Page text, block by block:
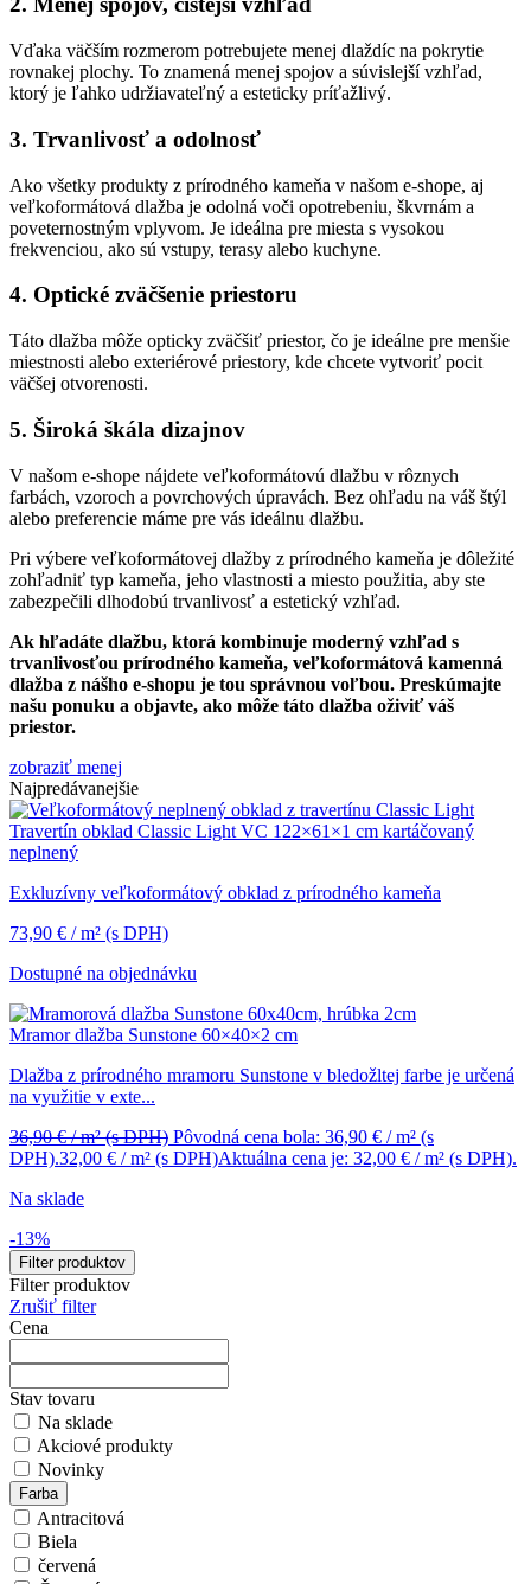
Vďaka väčším rozmerom potrebujete menej dlaždíc na pokrytie
rovnakej plochy. To znamená menej spojov a súvislejší vzhľad,
ktorý je ľahko udržiavateľný a esteticky príťažlivý.
3. Trvanlivosť a odolnosť
Ako všetky produkty z prírodného kameňa v našom e-shope, aj
veľkoformátová dlažba je odolná voči opotrebeniu, škvrnám a
poveternostným vplyvom. Je ideálna pre miesta s vysokou
frekvenciou, ako sú vstupy, terasy alebo kuchyne.
4. Optické zväčšenie priestoru
Táto dlažba môže opticky zväčšiť priestor, čo je ideálne pre menšie
miestnosti alebo exteriérové priestory, kde chcete vytvoriť pocit
väčšej otvorenosti.
5. Široká škála dizajnov
V našom e-shope nájdete veľkoformátovú dlažbu v rôznych
farbách, vzoroch a povrchových úpravách. Bez ohľadu na váš štýl
alebo preferencie máme pre vás ideálnu dlažbu.
Pri výbere veľkoformátovej dlažby z prírodného kameňa je dôležité
zohľadniť typ kameňa, jeho vlastnosti a miesto použitia, aby ste
zabezpečili dlhodobú trvanlivosť a estetický vzhľad.
Ak hľadáte dlažbu, ktorá kombinuje moderný vzhľad s
trvanlivosťou prírodného kameňa, veľkoformátová kamenná
dlažba z nášho e-shopu je tou správnou voľbou. Preskúmajte
našu ponuku a objavte, ako môže táto dlažba oživiť váš
priestor.
zobraziť menej
Najpredávanejšie
Travertín obklad Classic Light VC 122×61×1 cm kartáčovaný
neplnený
Exkluzívny veľkoformátový obklad z prírodného kameňa
73,90 € / m² (s DPH)
Dostupné na objednávku
Mramor dlažba Sunstone 60×40×2 cm
Dlažba z prírodného mramoru Sunstone v bledožltej farbe je určená
na využitie v exte...
36,90€/ m²(s DPH) Pôvodná cena bola: 36,90 € / m² (s
DPH).32,00 € / m² (s DPH)Aktuálna cena je: 32,00 € / m² (s DPH).
Na sklade
-13%
Filter produktov
Filter produktov
Zrušiť filter
Cena
Stav tovaru
Na sklade
Akciové produkty
Novinky
Farba
Antracitová
Biela
červená